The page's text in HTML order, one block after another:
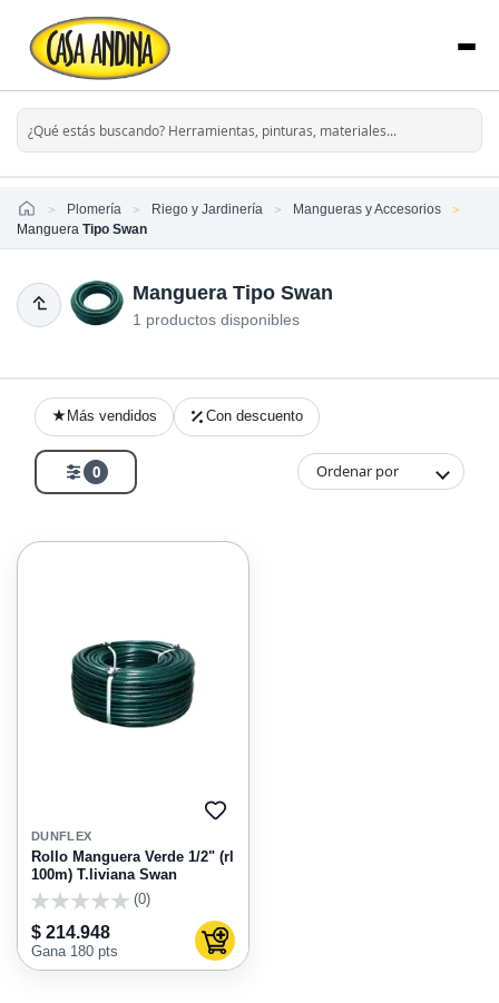
HomePlomería Riego y Jardinería
Mangueras y Accesorios
Manguera Tipo Swan
Manguera Tipo Swan
1 productos disponibles
Más vendidos Con descuento
0 Ordenar por
AGREGAR
FAVORITOS
DUNFLEX
Rollo Manguera Verde 1/2" (rl
100m) T.liviana Swan
(0)
$ 214.948
Gana 180 pts Agregar al carrito